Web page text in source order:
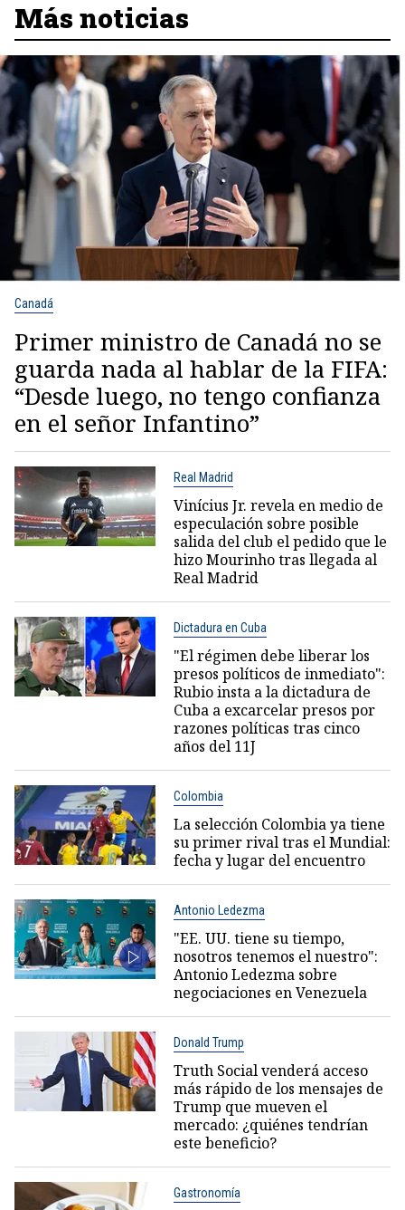
Más noticias
Canadá
Primer ministro de Canadá no se
guarda nada al hablar de la FIFA:
“Desde luego, no tengo confianza
en el señor Infantino”
Real Madrid
Vinícius Jr. revela en medio de
especulación sobre posible
salida del club el pedido que le
hizo Mourinho tras llegada al
Real Madrid
Dictadura en Cuba
"El régimen debe liberar los
presos políticos de inmediato":
Rubio insta a la dictadura de
Cuba a excarcelar presos por
razones políticas tras cinco
años del 11J
Colombia
La selección Colombia ya tiene
su primer rival tras el Mundial:
fecha y lugar del encuentro
Antonio Ledezma
"EE. UU. tiene su tiempo,
nosotros tenemos el nuestro":
Antonio Ledezma sobre
negociaciones en Venezuela
Donald Trump
Truth Social venderá acceso
más rápido de los mensajes de
Trump que mueven el
mercado: ¿quiénes tendrían
este beneficio?
Gastronomía